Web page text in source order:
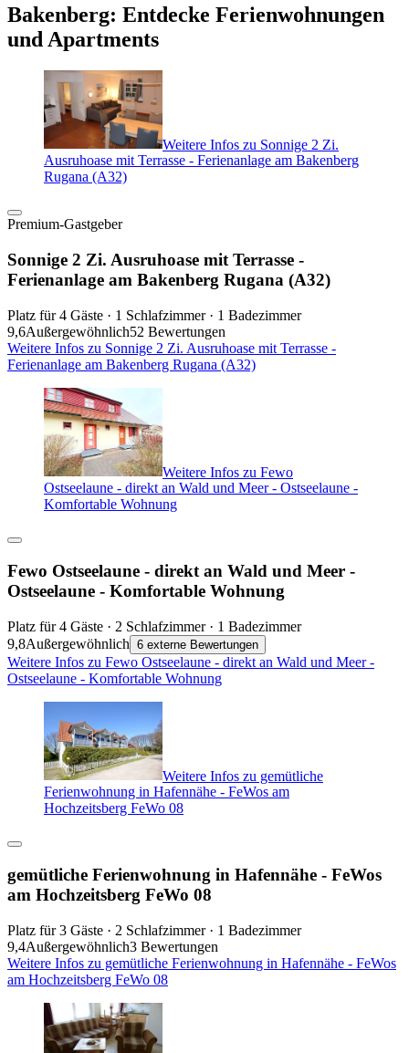
Bakenberg: Entdecke Ferienwohnungen
und Apartments
Weitere Infos zu Sonnige 2 Zi.
Ausruhoase mit Terrasse - Ferienanlage am Bakenberg
Rugana (A32)
Premium-Gastgeber
Sonnige 2 Zi. Ausruhoase mit Terrasse -
Ferienanlage am Bakenberg Rugana (A32)
Platz für 4 Gäste · 1 Schlafzimmer · 1 Badezimmer
9,6Außergewöhnlich52 Bewertungen
Weitere Infos zu Sonnige 2 Zi. Ausruhoase mit Terrasse -
Ferienanlage am Bakenberg Rugana (A32)
Weitere Infos zu Fewo
Ostseelaune - direkt an Wald und Meer - Ostseelaune -
Komfortable Wohnung
Fewo Ostseelaune - direkt an Wald und Meer -
Ostseelaune - Komfortable Wohnung
Platz für 4 Gäste · 2 Schlafzimmer · 1 Badezimmer
9,8Außergewöhnlich 6 externe Bewertungen
Weitere Infos zu Fewo Ostseelaune - direkt an Wald und Meer -
Ostseelaune - Komfortable Wohnung
Weitere Infos zu gemütliche
Ferienwohnung in Hafennähe - FeWos am
Hochzeitsberg FeWo 08
gemütliche Ferienwohnung in Hafennähe - FeWos
am Hochzeitsberg FeWo 08
Platz für 3 Gäste · 2 Schlafzimmer · 1 Badezimmer
9,4Außergewöhnlich3 Bewertungen
Weitere Infos zu gemütliche Ferienwohnung in Hafennähe - FeWos
am Hochzeitsberg FeWo 08